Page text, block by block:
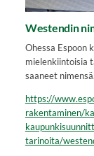
Westendin
Ohessa Espoon
mielenkiintoisia
saaneet
https://
rakentaminen/
tarinoita/